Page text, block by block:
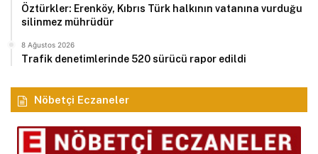
Öztürkler: Erenköy, Kıbrıs Türk halkının vatanına vurduğu
silinmez mührüdür
8 Ağustos 2026
Trafik denetimlerinde 520 sürücü rapor edildi
Nöbetçi Eczaneler